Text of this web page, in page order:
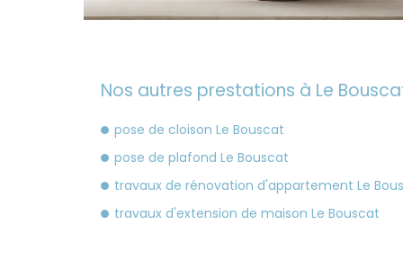
Nos autres prestations à Le
pose de cloison Le Bouscat
pose de plafond Le Bouscat
travaux de rénovation d'appartement Le
travaux d'extension de maison Le Bouscat